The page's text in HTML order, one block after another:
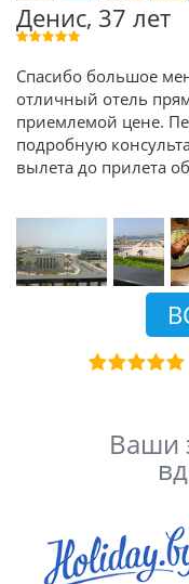
Денис, 37 лет
Спасибо большое
отличный отель
приемлемой цене.
подробную
вылета до прилета
Ваши